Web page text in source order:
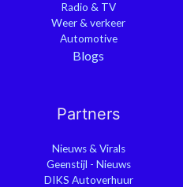
Radio & TV
Weer & verkeer
Automotive
Blogs
Partners
Nieuws & Virals
Geenstijl - Nieuws
DIKS Autoverhuur